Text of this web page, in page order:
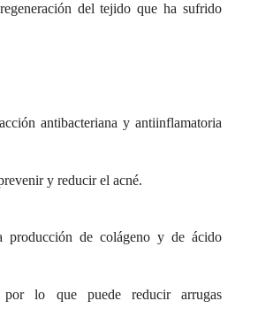
del tejido que ha sufrido
antibacteriana y antiinflamatoria
y reducir el acné.
producción de colágeno y de ácido
por lo que puede reducir arrugas